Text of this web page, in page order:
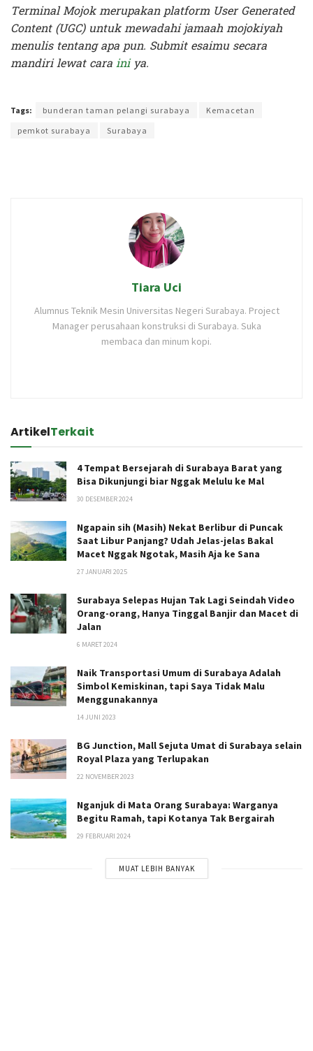
Terminal Mojok merupakan platform User Generated
Content (UGC) untuk mewadahi jamaah mojokiyah
menulis tentang apa pun. Submit esaimu secara
mandiri lewat carainiya.
Tags: bunderan taman pelangi surabaya
Kemacetan
pemkot surabaya
Surabaya
Tiara Uci
Alumnus Teknik Mesin Universitas Negeri Surabaya. Project
Manager perusahaan konstruksi di Surabaya. Suka
membaca dan minum kopi.
ArtikelTerkait
4 Tempat Bersejarah di Surabaya Barat yang
Bisa Dikunjungi biar Nggak Melulu ke Mal
30 DESEMBER 2024
Ngapain sih (Masih) Nekat Berlibur di Puncak
Saat Libur Panjang? Udah Jelas-jelas Bakal
Macet Nggak Ngotak, Masih Aja ke Sana
27 JANUARI 2025
Surabaya Selepas Hujan Tak Lagi Seindah Video
Orang-orang, Hanya Tinggal Banjir dan Macet di
Jalan
6 MARET 2024
Naik Transportasi Umum di Surabaya Adalah
Simbol Kemiskinan, tapi Saya Tidak Malu
Menggunakannya
14 JUNI 2023
BG Junction, Mall Sejuta Umat di Surabaya selain
Royal Plaza yang Terlupakan
22 NOVEMBER 2023
Nganjuk di Mata Orang Surabaya: Warganya
Begitu Ramah, tapi Kotanya Tak Bergairah
29 FEBRUARI 2024
MUAT LEBIH BANYAK